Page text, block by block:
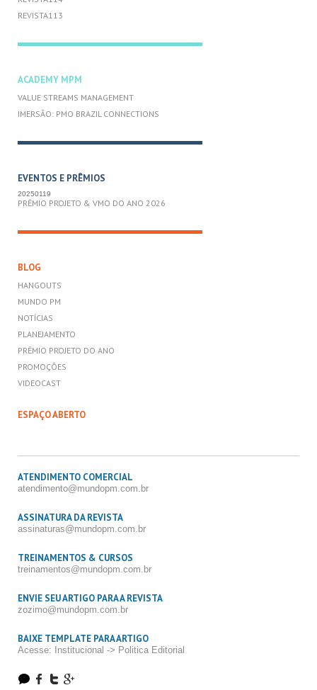
REVISTA113
ACADEMY MPM
VALUE STREAMS MANAGEMENT
IMERSÃO: PMO BRAZIL CONNECTIONS
EVENTOS E PRÊMIOS
20250119
PRÊMIO PROJETO & VMO DO ANO 2026
BLOG
HANGOUTS
MUNDO PM
NOTÍCIAS
PLANEJAMENTO
PRÊMIO PROJETO DO ANO
PROMOÇÕES
VIDEOCAST
ESPAÇO ABERTO
ATENDIMENTO COMERCIAL
atendimento@mundopm.com.br
ASSINATURA DA REVISTA
assinaturas@mundopm.com.br
TREINAMENTOS & CURSOS
treinamentos@mundopm.com.br
ENVIE SEU ARTIGO PARA A REVISTA
zozimo@mundopm.com.br
BAIXE TEMPLATE PARA ARTIGO
Acesse: Institucional -> Politica Editorial